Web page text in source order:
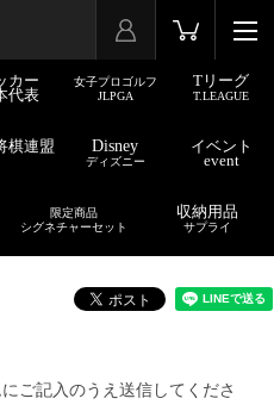
カー
代表
女子プロゴルフ
JLPGA
Tリーグ
T.LEAGUE
棋連盟 Disney
ディズニー
イベント
event
限定商品
シグネチャーセット
収納用品
サプライ
ご記入のうえ送信してくださ